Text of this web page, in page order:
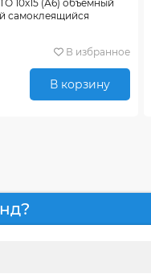
10х15 (А6) объемный
самоклеящийся
В избранное
В корзину